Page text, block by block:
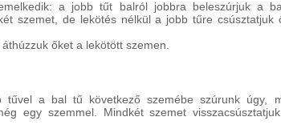
a jobb tűt balról jobbra beleszúrjuk a
szemet, de lekötés nélkül a jobb tűre
őket a lekötött szemen.
a bal tű következő szemébe szúrunk úgy,
egy szemmel. Mindkét szemet